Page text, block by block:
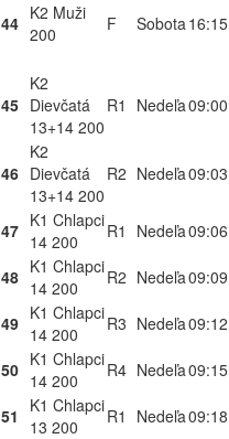
44 K2 Muži
200
F Sobota16:15
45
K2
Dievčatá
13+14 200
R1 Nedeľa09:00
46
K2
Dievčatá
13+14 200
R2 Nedeľa09:03
47 K1 Chlapci
14 200
R1 Nedeľa09:06
48 K1 Chlapci
14 200
R2 Nedeľa09:09
49 K1 Chlapci
14 200
R3 Nedeľa09:12
50 K1 Chlapci
14 200
R4 Nedeľa09:15
51
K1 Chlapci
13 200
R1 Nedeľa09:18